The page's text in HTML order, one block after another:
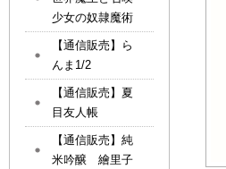
少女の奴隷魔術
【通信販売】ら
んま1/2
【通信販売】夏
目友人帳
【通信販売】純
米吟醸 繪里子